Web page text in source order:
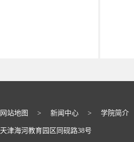
网站地图 > 新闻中心 > 学院简介
天津海河教育园区同砚路38号